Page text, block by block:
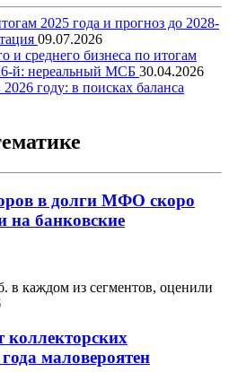
2025 года и прогноз до 2028-
09.07.2026
и среднего бизнеса по итогам
й: нереальный МСБ 30.04.2026
году: в поисках баланса
в долги МФО скоро
на банковские
в каждом из сегментов, оценили
коллекторских
маловероятен